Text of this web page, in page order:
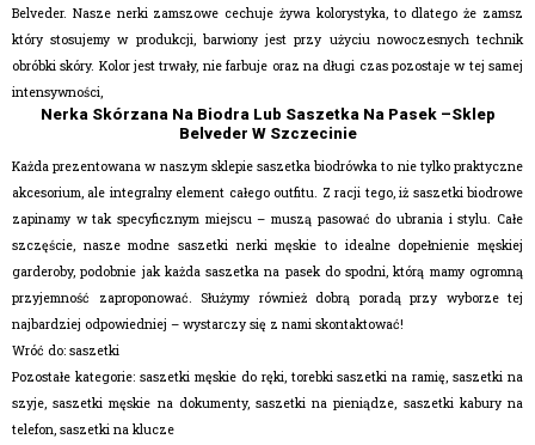
Belveder. Nasze nerki zamszowe cechuje żywa kolorystyka, to dlatego że zamsz
który stosujemy w produkcji, barwiony jest przy użyciu nowoczesnych technik
obróbki skóry. Kolor jest trwały, nie farbuje oraz na długi czas pozostaje w tej samej
intensywności,
Nerka Skórzana Na Biodra Lub Saszetka Na Pasek –sklep
Belveder W Szczecinie
Każda prezentowana w naszym sklepie saszetka biodrówka to nie tylko praktyczne
akcesorium, ale integralny element całego outfitu. Z racji tego, iż saszetki biodrowe
zapinamy w tak specyficznym miejscu – muszą pasować do ubrania i stylu. Całe
szczęście, nasze modne saszetki nerki męskie to idealne dopełnienie męskiej
garderoby, podobnie jak każda saszetka na pasek do spodni, którą mamy ogromną
przyjemność zaproponować. Służymy również dobrą poradą przy wyborze tej
najbardziej odpowiedniej – wystarczy się z nami skontaktować!
Wróć do: saszetki
Pozostałe kategorie: saszetki męskie do ręki torebki saszetki na ramię ,saszetki na
szyje ,saszetki męskie na dokumenty,saszetki na pieniądze saszetki kabury na
telefon saszetki na klucze